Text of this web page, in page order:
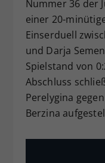
Nummer 36 der
einer 20-
Einserduell
und Darja
Spielstand von
Abschluss
Perelygina
Berzina